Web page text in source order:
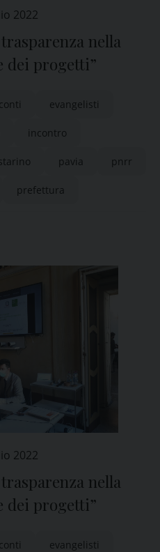
2022
nella
dei progetti”
evangelisti
incontro
pavia pnrr
prefettura
2022
nella
dei progetti”
evangelisti